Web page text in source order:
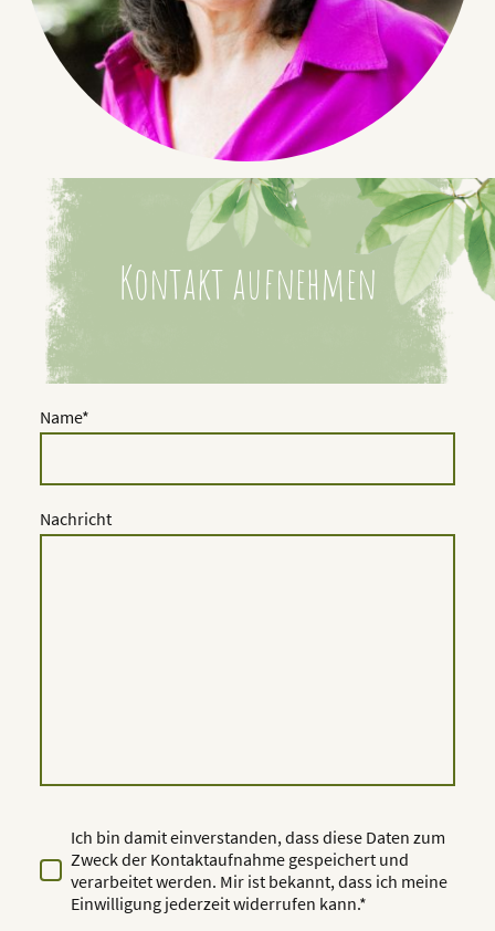
Kontakt aufnehmen
Name*
Nachricht
Ich bin damit einverstanden, dass diese Daten zum
Zweck der Kontaktaufnahme gespeichert und
verarbeitet werden. Mir ist bekannt, dass ich meine
Einwilligung jederzeit widerrufen kann.*